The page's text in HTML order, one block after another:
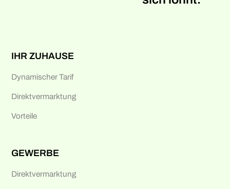
IHR ZUHAUSE
Dynamischer Tarif
Direktvermarktung
Vorteile
GEWERBE
Direktvermarktung